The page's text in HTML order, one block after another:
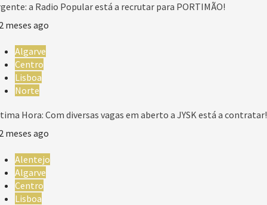
a Radio Popular está a recrutar para PORTIMÃO!
meses ago
Algarve
Centro
Lisboa
Norte
Hora: Com diversas vagas em aberto a JYSK está a contratar!
meses ago
Alentejo
Algarve
Centro
Lisboa